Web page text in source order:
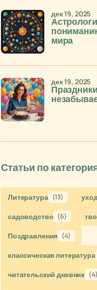
мира
дек 19, 2025
дек 19, 2025
Статьи по
Литература (13)
садоводство (6)
Поздравления (4)
классическая литература
читательский дневник (4)